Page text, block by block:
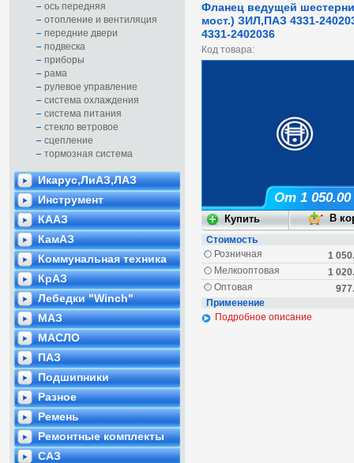
ось передняя
отопление и вентиляция
передние двери
подвеска
приборы
рама
рулевое управление
система охлаждения
система питания
стекло ветровое
сцепление
тормозная система
Икарус,ЛиАЗ,ЛАЗ
Инструмент
КААЗ
КамАЗ
Коммунальная техника
КрАЗ
Лебедки "Winch"
МАЗ
МАСЛО
ПАЗ
Подшипники
Разное
Ремень
Ремонтные комплекты
САЗ
Фланец ведущей
мост.) ЗИЛ,ПАЗ 4331-
4331-2402036
Код товара:
От 1 050.00
Стоимость
1
Розничная
1
Мелкооптовая
Оптовая
Применение
Подробное описание